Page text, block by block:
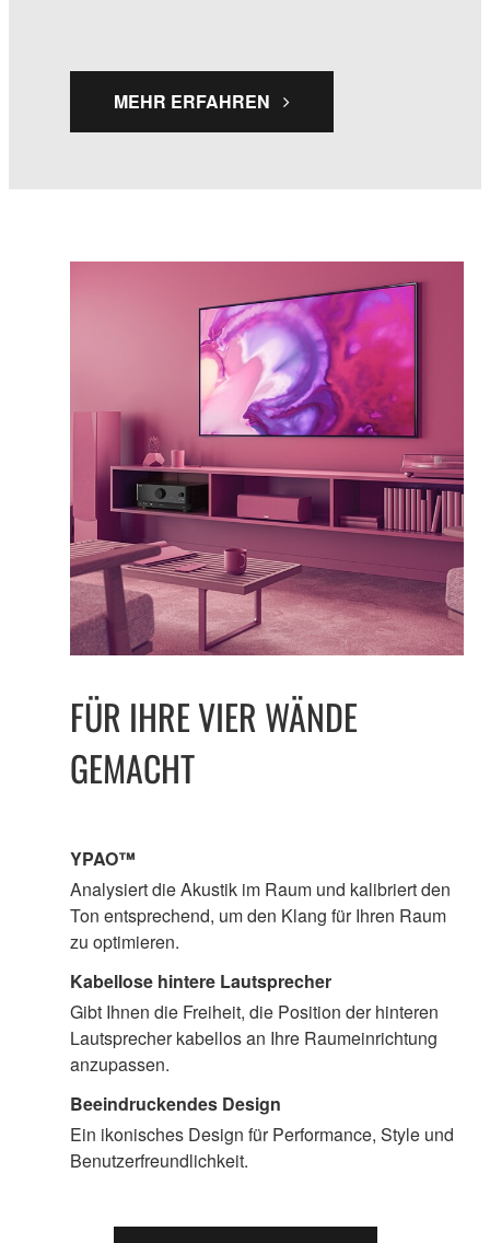
MEHR ERFAHREN
FÜR IHRE VIER WÄNDE
GEMACHT
YPAO™
Analysiert die Akustik im Raum und kalibriert den
Ton entsprechend, um den Klang für Ihren Raum
zu optimieren.
Kabellose hintere Lautsprecher
Gibt Ihnen die Freiheit, die Position der hinteren
Lautsprecher kabellos an Ihre Raumeinrichtung
anzupassen.
Beeindruckendes Design
Ein ikonisches Design für Performance, Style und
Benutzerfreundlichkeit.